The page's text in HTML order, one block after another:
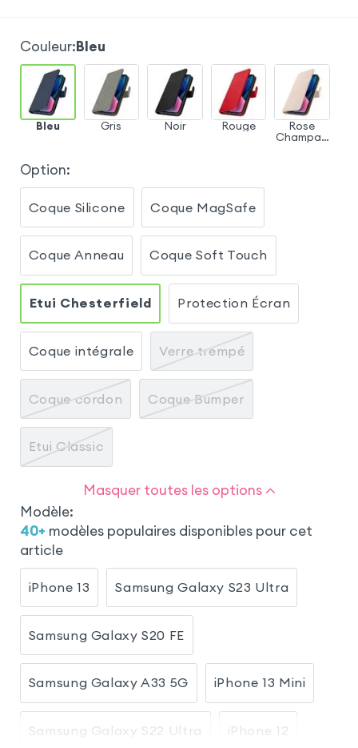
Couleur:Bleu
Bleu Gris Noir Rouge Rose
Champag
Option:
Coque Silicone Coque MagSafe
Coque Anneau Coque Soft Touch
Etui Chesterfield Protection Écran
Coque intégrale Verre trempé
Coque cordon Coque Bumper
Etui Classic
Masquer toutes les options
Modèle:
40+ modèles populaires disponibles pour cet
article
iPhone 13 Samsung Galaxy S23 Ultra
Samsung Galaxy S20 FE
Samsung Galaxy A33 5G iPhone 13 Mini
Samsung Galaxy S22 Ultra iPhone 12